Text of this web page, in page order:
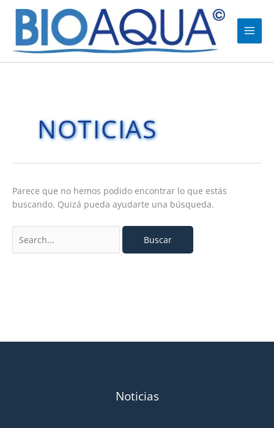
contenido
NOTICIAS
Parece que no hemos podido encontrar lo que estás
buscando. Quizá pueda ayudarte una búsqueda.
Noticias